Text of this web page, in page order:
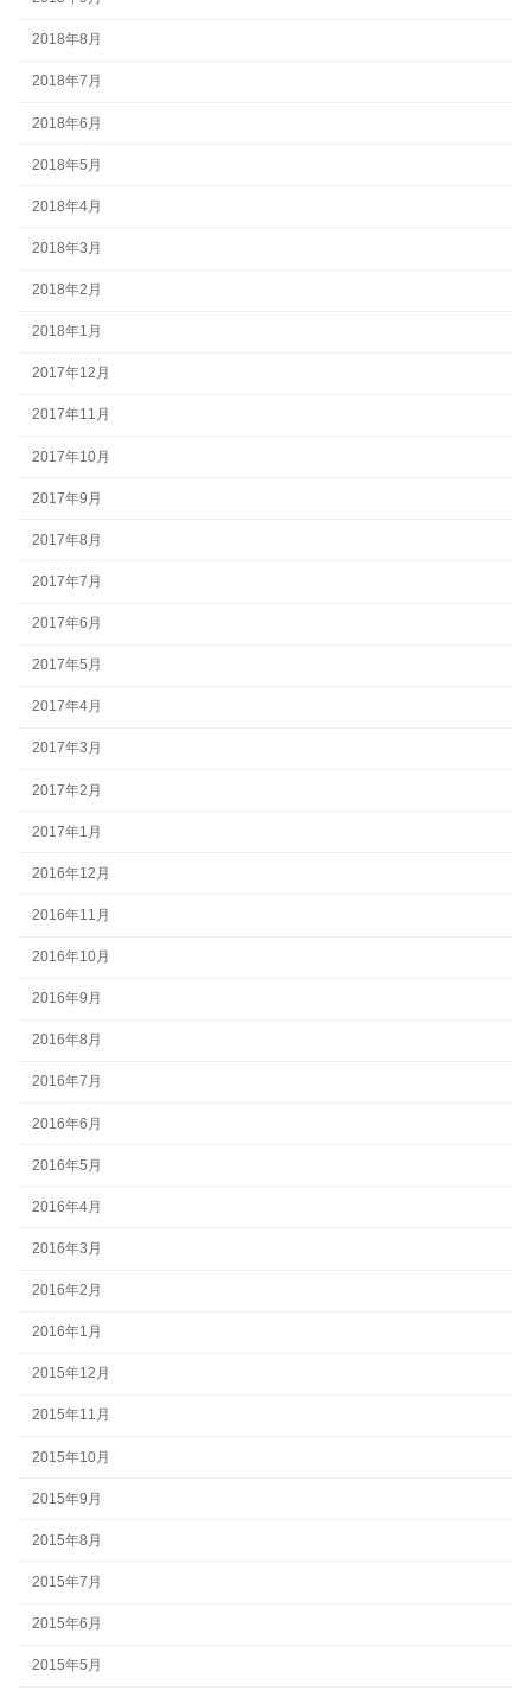
2018年8月
2018年7月
2018年6月
2018年5月
2018年4月
2018年3月
2018年2月
2018年1月
2017年12月
2017年11月
2017年10月
2017年9月
2017年8月
2017年7月
2017年6月
2017年5月
2017年4月
2017年3月
2017年2月
2017年1月
2016年12月
2016年11月
2016年10月
2016年9月
2016年8月
2016年7月
2016年6月
2016年5月
2016年4月
2016年3月
2016年2月
2016年1月
2015年12月
2015年11月
2015年10月
2015年9月
2015年8月
2015年7月
2015年6月
2015年5月